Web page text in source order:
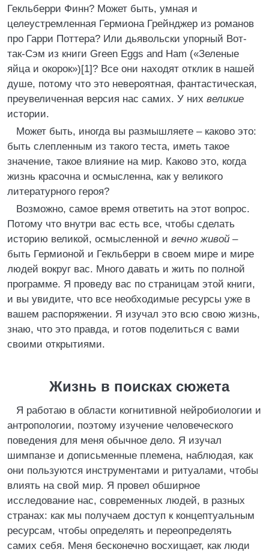
Гекльберри Финн? Может быть, умная и
целеустремленная Гермиона Грейнджер из романов
про Гарри Поттера? Или дьявольски упорный Вот-
так-Сэм из книги Green Eggs and Ham («Зеленые
яйца и окорок»)[1]? Все они находят отклик в нашей
душе, потому что это невероятная, фантастическая,
преувеличенная версия нас самих. У них великие
истории.
Может быть, иногда вы размышляете – каково это:
быть слепленным из такого теста, иметь такое
значение, такое влияние на мир. Каково это, когда
жизнь красочна и осмысленна, как у великого
литературного героя?
Возможно, самое время ответить на этот вопрос.
Потому что внутри вас есть все, чтобы сделать
историю великой, осмысленной и вечно живой –
быть Гермионой и Гекльберри в своем мире и мире
людей вокруг вас. Много давать и жить по полной
программе. Я проведу вас по страницам этой книги,
и вы увидите, что все необходимые ресурсы уже в
вашем распоряжении. Я изучал это всю свою жизнь,
знаю, что это правда, и готов поделиться с вами
своими открытиями.
Жизнь в поисках сюжета
Я работаю в области когнитивной нейробиологии и
антропологии, поэтому изучение человеческого
поведения для меня обычное дело. Я изучал
шимпанзе и дописьменные племена, наблюдая, как
они пользуются инструментами и ритуалами, чтобы
влиять на свой мир. Я провел обширное
исследование нас, современных людей, в разных
странах: как мы получаем доступ к концептуальным
ресурсам, чтобы определять и переопределять
самих себя. Меня бесконечно восхищает, как люди